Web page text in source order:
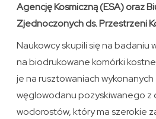
Agencję Kosmiczną (ESA) oraz
Zjednoczonych ds. Przestrzeni
Naukowcy skupili się na badaniu
na biodrukowane komórki
je na rusztowaniach
węglowodanu pozyskiwanego z
wodorostów, który ma szerokie